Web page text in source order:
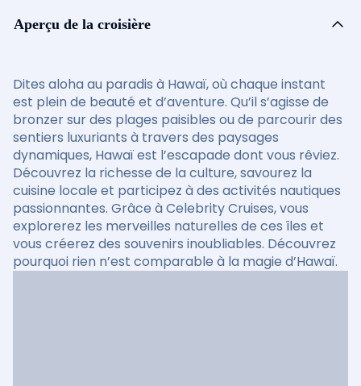
Aperçu de la croisière
Dites aloha au paradis à Hawaï, où chaque instant
est plein de beauté et d’aventure. Qu’il s’agisse de
bronzer sur des plages paisibles ou de parcourir des
sentiers luxuriants à travers des paysages
dynamiques, Hawaï est l’escapade dont vous rêviez.
Découvrez la richesse de la culture, savourez la
cuisine locale et participez à des activités nautiques
passionnantes. Grâce à Celebrity Cruises, vous
explorerez les merveilles naturelles de ces îles et
vous créerez des souvenirs inoubliables. Découvrez
pourquoi rien n’est comparable à la magie d’Hawaï.